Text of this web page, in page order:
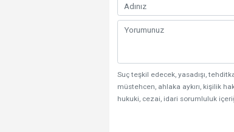
Suç teşkil edecek, yasadışı,
müstehcen, ahlaka aykırı, kişilik
hukuki, cezai, idari sorumluluk